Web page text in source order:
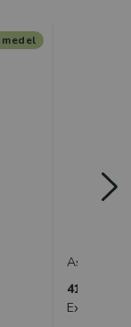
412 kr
Exkl.